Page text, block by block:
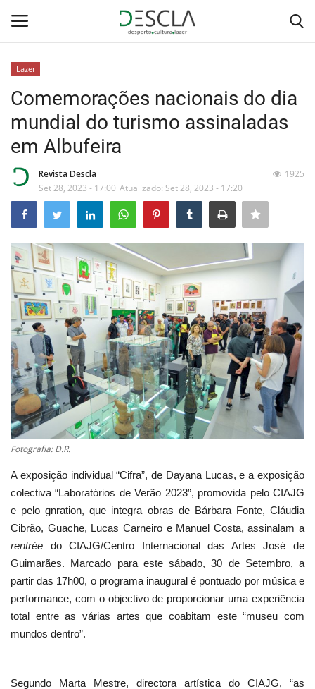
Home
Desporto
Sobre Nós
Educação
Estatuto Editorial
Saúde
Ficha técnica
Cultura
Lazer
Ambiente
Lazer
Comemorações nacionais do dia
mundial do turismo assinaladas
em Albufeira
Revista Descla
Set 28, 2023 - 17:00 Atualizado: Set 28, 2023 - 17:20
1925
Fotografia: D.R.
A exposição individual “Cifra”, de Dayana Lucas, e a exposição
colectiva “Laboratórios de Verão 2023”, promovida pelo CIAJG
e pelo gnration, que integra obras de Bárbara Fonte, Cláudia
Cibrão, Guache, Lucas Carneiro e Manuel Costa, assinalam a
rentrée do CIAJG/Centro Internacional das Artes José de
Guimarães. Marcado para este sábado, 30 de Setembro, a
partir das 17h00, o programa inaugural é pontuado por música e
performance, com o objectivo de proporcionar uma experiência
total entre as várias artes que coabitam este “museu com
mundos dentro”.
Segundo Marta Mestre, directora artística do CIAJG, “as